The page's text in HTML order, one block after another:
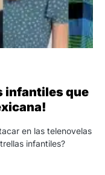
infantiles que
en las telenovelas
infantiles?